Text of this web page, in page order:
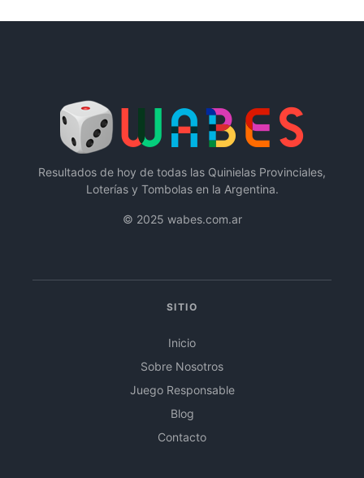
Resultados de hoy de todas las Quinielas Provinciales,
Loterías y Tombolas en la Argentina.
© 2025 wabes.com.ar
SITIO
Inicio
Sobre Nosotros
Juego Responsable
Blog
Contacto